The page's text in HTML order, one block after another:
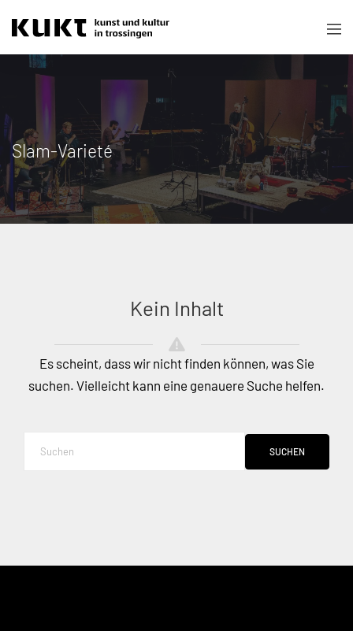
Slam-Varieté
Kein Inhalt
Es scheint, dass wir nicht finden können, was Sie
suchen. Vielleicht kann eine genauere Suche helfen.
SUCHEN